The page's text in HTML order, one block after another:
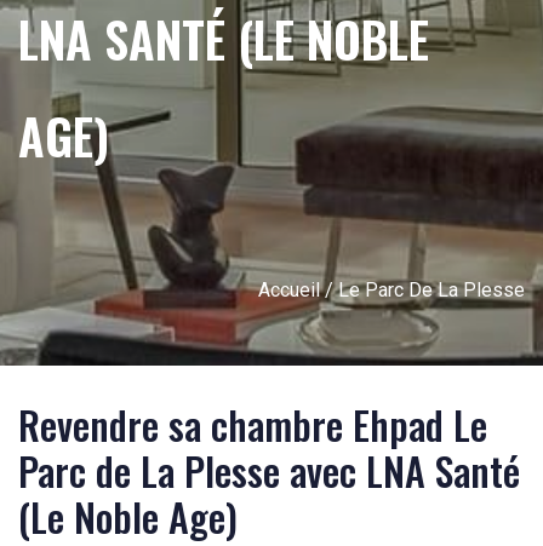
LNA SANTÉ (LE NOBLE
AGE)
Accueil/ Le Parc De La Plesse
Revendre sa chambre Ehpad Le
Parc de La Plesse avec LNA Santé
(Le Noble Age)